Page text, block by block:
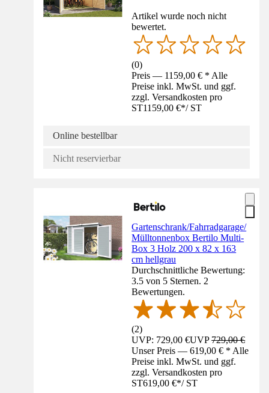
Artikel wurde noch nicht
bewertet.
(0)
Preis — 1159,00 € * Alle
Preise inkl. MwSt. und ggf.
zzgl. Versandkosten pro
ST1159,00 €*/ ST
Online bestellbar
Nicht reservierbar
Gartenschrank/Fahrradgarage/
Mülltonnenbox Bertilo Multi-
Box 3 Holz 200 x 82 x 163
cm hellgrau
Durchschnittliche Bewertung:
3.5 von 5 Sternen. 2
Bewertungen.
(2)
UVP: 729,00 €UVP729,00 €
Unser Preis — 619,00 € * Alle
Preise inkl. MwSt. und ggf.
zzgl. Versandkosten pro
ST619,00 €*/ ST